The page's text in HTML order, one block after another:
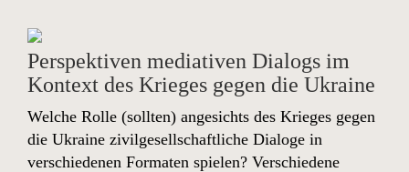
Perspektiven mediativen Dialogs im
Kontext des Krieges gegen die Ukraine
Welche Rolle (sollten) angesichts des Krieges gegen
die Ukraine zivilgesellschaftliche Dialoge in
verschiedenen Formaten spielen? Verschiedene